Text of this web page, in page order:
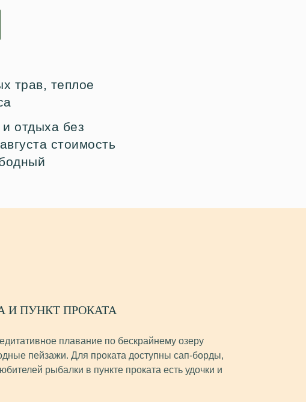
трав, теплое
отдыха без
стоимость
И ПУНКТ ПРОКАТА
плавание по бескрайнему озеру
пейзажи. Для проката доступны сап-борды,
рыбалки в пункте проката есть удочки и